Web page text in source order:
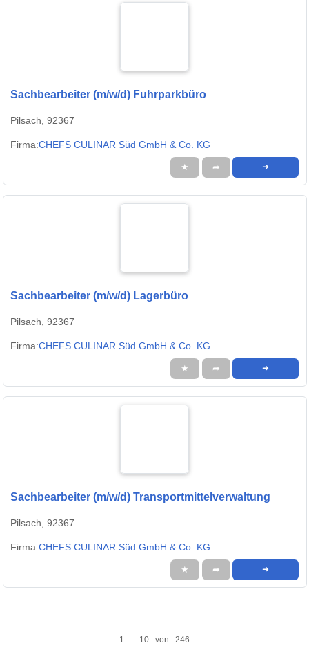
Sachbearbeiter (m/w/d) Fuhrparkbüro
Pilsach, 92367
Firma:CHEFS CULINAR Süd GmbH & Co. KG
★ ➦ ➜
Sachbearbeiter (m/w/d) Lagerbüro
Pilsach, 92367
Firma:CHEFS CULINAR Süd GmbH & Co. KG
★ ➦ ➜
Sachbearbeiter (m/w/d) Transportmittelverwaltung
Pilsach, 92367
Firma:CHEFS CULINAR Süd GmbH & Co. KG
★ ➦ ➜
1 - 10 von 246